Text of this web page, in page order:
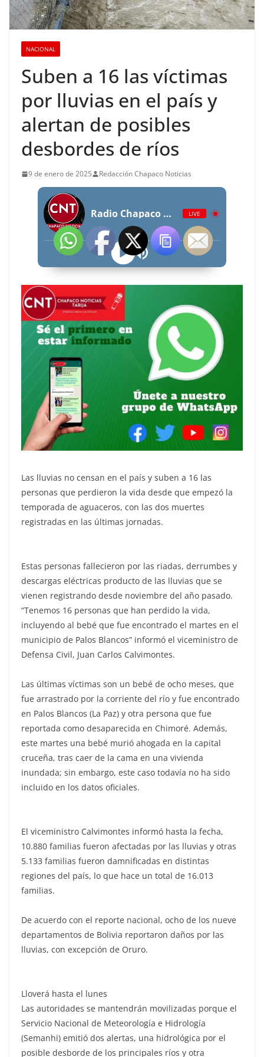
NACIONAL
Suben a 16 las víctimas
por lluvias en el país y
alertan de posibles
desbordes de ríos
9 de enero de 2025 Redacción Chapaco Noticias
Radio Chapaco Noticias Las 24 horas en vivo LIVE
Las lluvias no censan en el país y suben a 16 las
personas que perdieron la vida desde que empezó la
temporada de aguaceros, con las dos muertes
registradas en las últimas jornadas.
Estas personas fallecieron por las riadas, derrumbes y
descargas eléctricas producto de las lluvias que se
vienen registrando desde noviembre del año pasado.
“Tenemos 16 personas que han perdido la vida,
incluyendo al bebé que fue encontrado el martes en el
municipio de Palos Blancos” informó el viceministro de
Defensa Civil, Juan Carlos Calvimontes.
Las últimas víctimas son un bebé de ocho meses, que
fue arrastrado por la corriente del río y fue encontrado
en Palos Blancos (La Paz) y otra persona que fue
reportada como desaparecida en Chimoré. Además,
este martes una bebé murió ahogada en la capital
cruceña, tras caer de la cama en una vivienda
inundada; sin embargo, este caso todavía no ha sido
incluido en los datos oficiales.
El viceministro Calvimontes informó hasta la fecha,
10.880 familias fueron afectadas por las lluvias y otras
5.133 familias fueron damnificadas en distintas
regiones del país, lo que hace un total de 16.013
familias.
De acuerdo con el reporte nacional, ocho de los nueve
departamentos de Bolivia reportaron daños por las
lluvias, con excepción de Oruro.
Lloverá hasta el lunes
Las autoridades se mantendrán movilizadas porque el
Servicio Nacional de Meteorología e Hidrología
(Semanhi) emitió dos alertas, una hidrológica por el
posible desborde de los principales ríos y otra